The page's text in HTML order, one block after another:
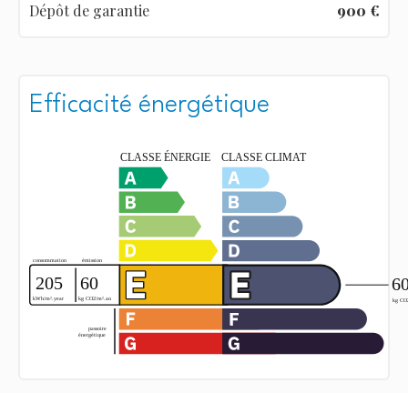
Dépôt de garantie 900 €
Efficacité énergétique